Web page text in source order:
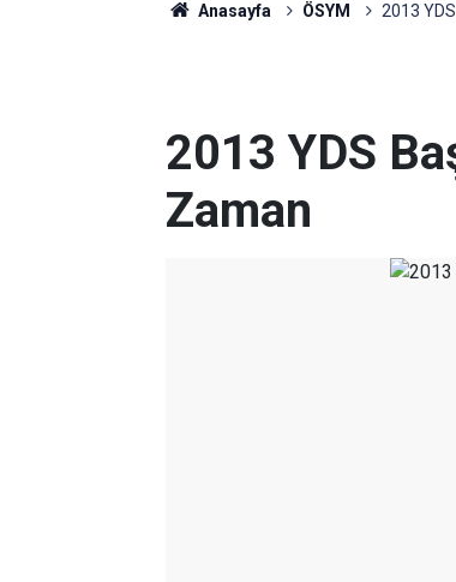
Anasayfa ÖSYM 2013
2013 YDS
Zaman